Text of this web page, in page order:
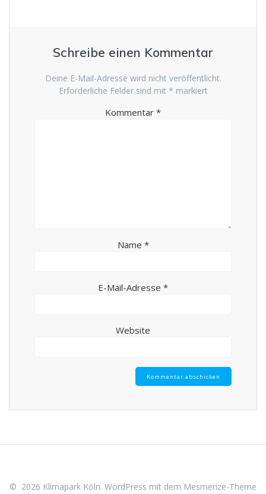
Schreibe einen Kommentar
Deine E-Mail-Adresse wird nicht veröffentlicht.
Erforderliche Felder sind mit * markiert
Kommentar *
Name *
E-Mail-Adresse *
Website
© 2026 Klimapark Köln. WordPress mit dem Mesmerize-Theme